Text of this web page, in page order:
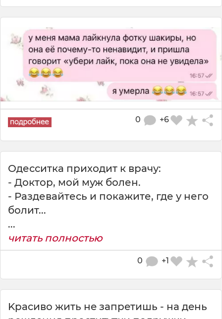
+6
0
Одесситка приходит к врачу:
- Доктор, мой муж болен.
- Раздевайтесь и покажите, где у него
болит...
...
читать полностью
+1
0
Kpacивo жить нe зaпpeтишь - нa дeнь